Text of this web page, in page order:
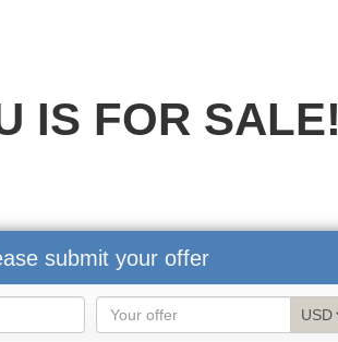
IS FOR SALE!
submit your offer